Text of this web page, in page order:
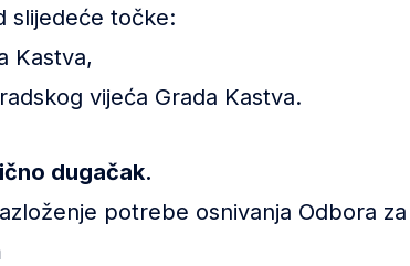
slijedeće točke:
Kastva,
vijeća Grada Kastva.
dugačak.
potrebe osnivanja Odbora za